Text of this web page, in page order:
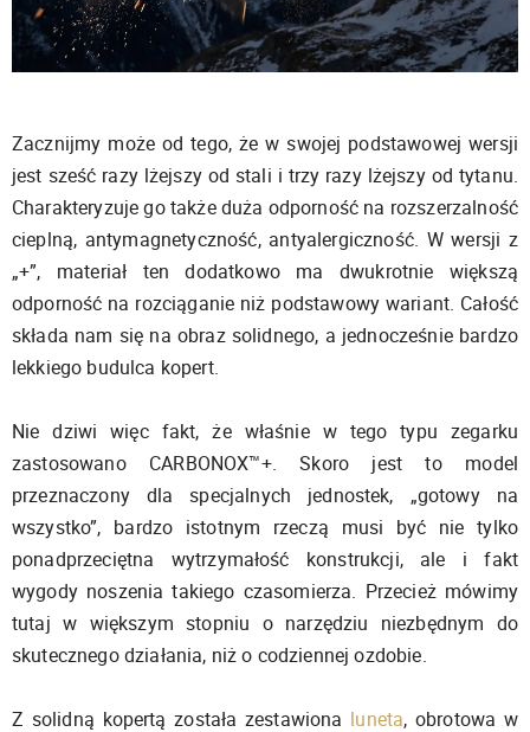
Zacznijmy może od tego, że w swojej podstawowej wersji
jest sześć razy lżejszy od stali i trzy razy lżejszy od tytanu.
Charakteryzuje go także duża odporność na rozszerzalność
cieplną, antymagnetyczność, antyalergiczność. W wersji z
„+”, materiał ten dodatkowo ma dwukrotnie większą
odporność na rozciąganie niż podstawowy wariant. Całość
składa nam się na obraz solidnego, a jednocześnie bardzo
lekkiego budulca kopert.
Nie dziwi więc fakt, że właśnie w tego typu zegarku
zastosowano CARBONOX™+. Skoro jest to model
przeznaczony dla specjalnych jednostek, „gotowy na
wszystko”, bardzo istotnym rzeczą musi być nie tylko
ponadprzeciętna wytrzymałość konstrukcji, ale i fakt
wygody noszenia takiego czasomierza. Przecież mówimy
tutaj w większym stopniu o narzędziu niezbędnym do
skutecznego działania, niż o codziennej ozdobie.
Z solidną kopertą została zestawiona luneta, obrotowa w